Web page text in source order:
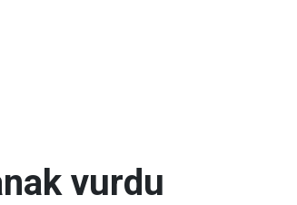
vurdu